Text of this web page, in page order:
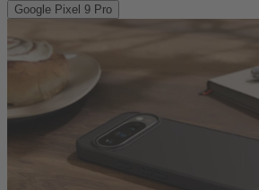
Google Pixel 9 Pro